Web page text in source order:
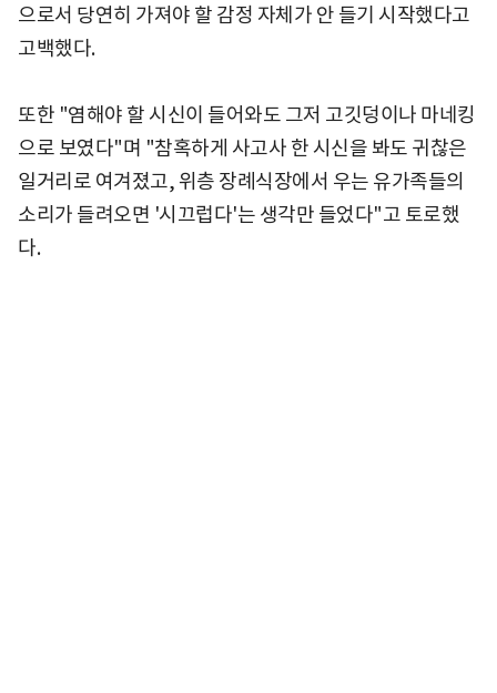
으로서 당연히 가져야 할 감정 자체가 안 들기 시작했다고
고백했다.
또한 "염해야 할 시신이 들어와도 그저 고깃덩이나 마네킹
으로 보였다"며 "참혹하게 사고사 한 시신을 봐도 귀찮은
일거리로 여겨졌고, 위층 장례식장에서 우는 유가족들의
소리가 들려오면 '시끄럽다'는 생각만 들었다"고 토로했
다.